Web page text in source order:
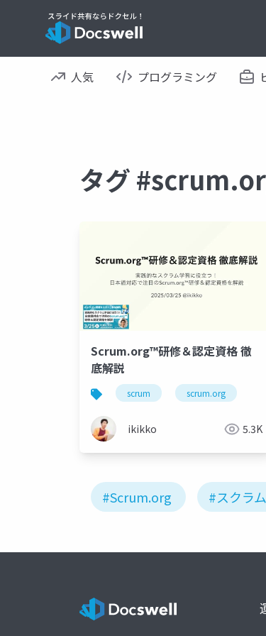
人気 プログラミング
タグ
Scrum.org™研修＆認定資格 徹
底解説
scrum scrum.org
ikikko 5.3K
#Scrum.org #スクラム